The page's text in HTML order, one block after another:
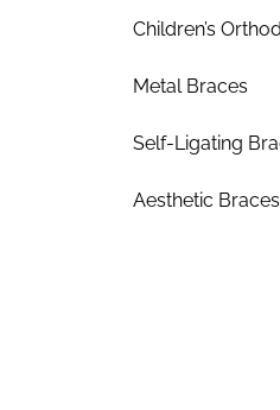
Children’s
Metal Braces
Self-Ligating
Aesthetic Braces